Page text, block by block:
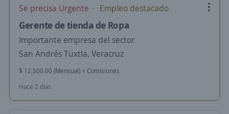
Se precisa Urgente Empleo destacado
Gerente de tienda de Ropa
Importante empresa del sector
San Andrés Tuxtla, Veracruz
$ 12,500.00 (Mensual) + Comisiones
Hace 2 días